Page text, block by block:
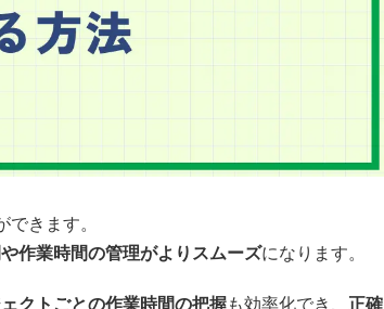
できます。
作業時間の管理がよりスムーズになります。
クトごとの作業時間の把握も効率化でき、 正確